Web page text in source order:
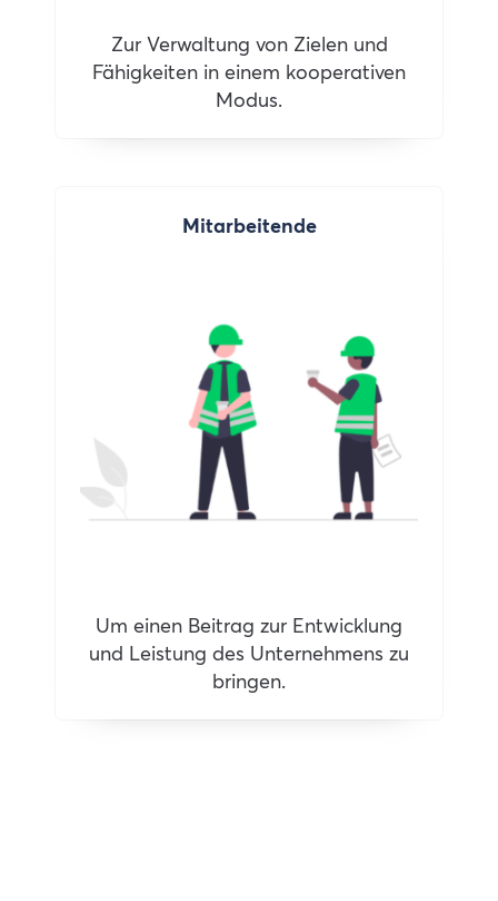
Zur Verwaltung von Zielen und
Fähigkeiten in einem kooperativen
Modus.
Mitarbeitende
Um einen Beitrag zur Entwicklung
und Leistung des Unternehmens zu
bringen.